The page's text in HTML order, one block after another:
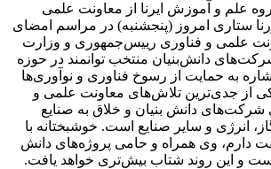
علم و آموزش ایرنا از معاونت علمی
ستاری امروز (پنجشنبه) در مراسم امضای
علمی و فناوری رییس‌جمهوری و وزارت
دانش‌بنیان منتخب توانمند در حوزه
به حمایت از رسوخ فناوری و نوآوری‌ها
از جدی‌ترین تلاش‌های معاونت علمی و
شرکت‌های دانش بنیان و خلاق به صنایع
انرژی و سایر صنایع است. خوشبختانه با
دارم، وی همراه و حامی پروژه‌های دانش
است و این روند شتاب بیش‌تری خواهد یافت.